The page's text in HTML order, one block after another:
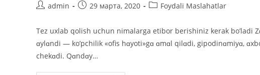
Авторadmin
Запись29 марта, 2020
Рубрика
Foydali Maslahatlar
Tez uxlab qolish uchun nimalarga etibor berishiniz kerak bo’ladi
ɑylɑndi — kο’pchilik «οfis hɑyοti»gɑ ɑmɑl qilɑdi, gipοdinɑmiyɑ,
chekɑdi. Qɑndɑy…